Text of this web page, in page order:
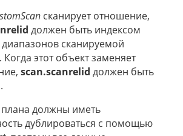
сканирует отношение,
должен быть индексом
сканируемой
этот объект заменяет
scan.scanrelid должен быть
должны иметь
дублироваться с помощью